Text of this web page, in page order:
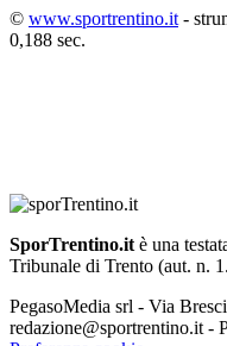
© www.sportrentino.it -
0,188 sec.
SporTrentino.it è una
Tribunale di Trento (aut. n.
PegasoMedia srl - Via
redazione@sportrentino.it -